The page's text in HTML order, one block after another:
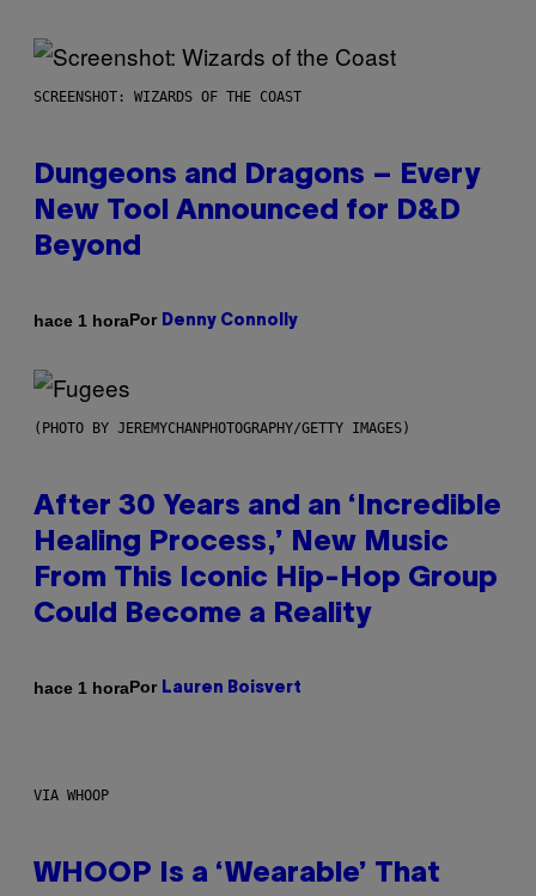
SCREENSHOT: WIZARDS OF THE COAST
Dungeons and Dragons – Every
New Tool Announced for D&D
Beyond
hace 1 horaPor Denny Connolly
(PHOTO BY JEREMYCHANPHOTOGRAPHY/GETTY IMAGES)
After 30 Years and an ‘Incredible
Healing Process,’ New Music
From This Iconic Hip-Hop Group
Could Become a Reality
hace 1 horaPor Lauren Boisvert
VIA WHOOP
WHOOP Is a ‘Wearable’ That